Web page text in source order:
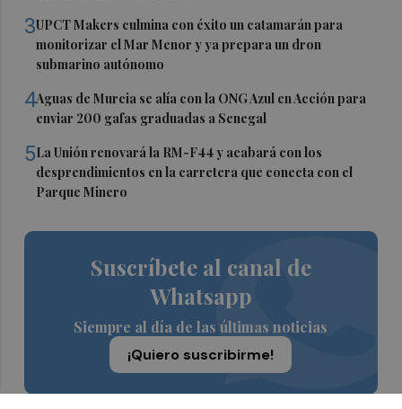
3UPCT Makers culmina con éxito un catamarán para
monitorizar el Mar Menor y ya prepara un dron
submarino autónomo
4Aguas de Murcia se alía con la ONG Azul en Acción para
enviar 200 gafas graduadas a Senegal
5La Unión renovará la RM-F44 y acabará con los
desprendimientos en la carretera que conecta con el
Parque Minero
Suscríbete al canal de
Whatsapp
Siempre al día de las últimas noticias
¡Quiero suscribirme!